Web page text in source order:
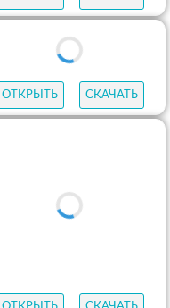
ОТКРЫТЬ СКАЧАТЬ